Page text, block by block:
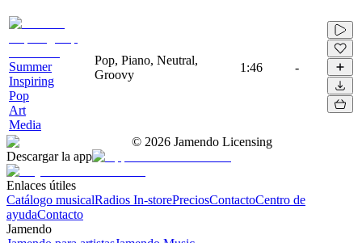
Summer
Inspiring
Pop
Art
Media
Pop, Piano, Neutral,
Groovy
1:46 -
© 2026 Jamendo Licensing
Descargar la app
Enlaces útiles
Catálogo musicalRadios In-storePreciosContactoCentro de
ayudaContacto
Jamendo